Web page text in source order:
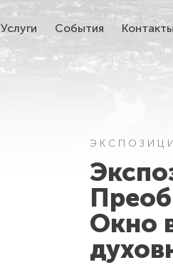
Услуги События Контакты
Окно